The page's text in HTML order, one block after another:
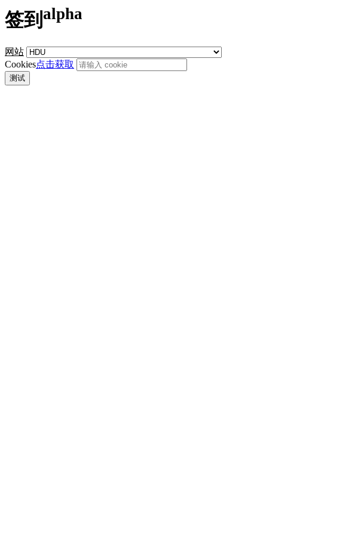
签到 alpha
网站
Cookies点击获取
测试